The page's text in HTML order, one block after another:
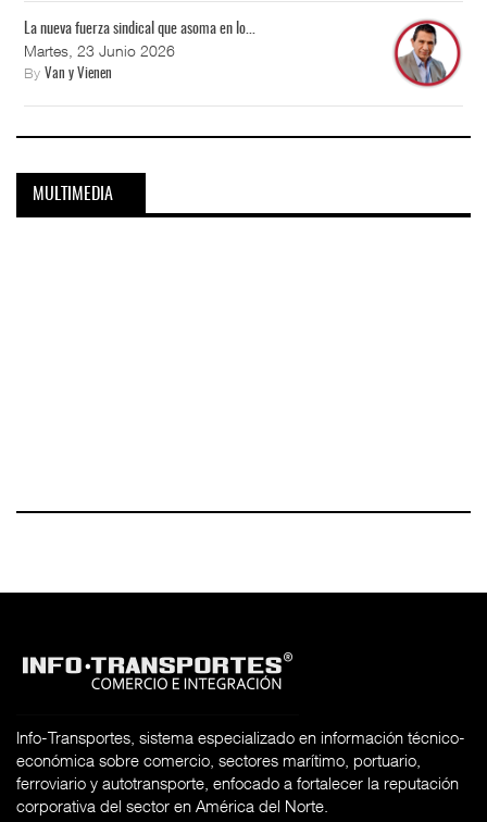
La nueva fuerza sindical que asoma en lo...
Martes, 23 Junio 2026
By Van y Vienen
MULTIMEDIA
Info-Transportes, sistema especializado en información técnico-
económica sobre comercio, sectores marítimo, portuario,
ferroviario y autotransporte, enfocado a fortalecer la reputación
corporativa del sector en América del Norte.